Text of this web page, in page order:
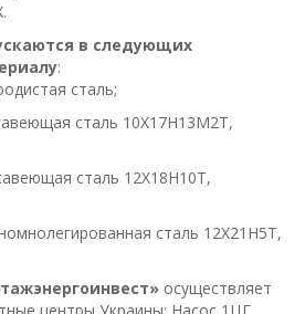
в следующих
:
сталь;
сталь 10Х17Н13М2Т,
сталь 12Х18Н10Т,
сталь 12Х21Н5Т,
осуществляет